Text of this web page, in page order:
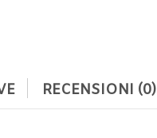
RECENSIONI (0)